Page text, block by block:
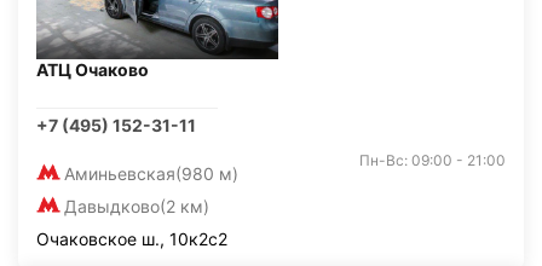
АТЦ Очаково
+7 (495) 152-31-11
Аминьевская(980 м)
Давыдково(2 км)
Пн-Вс: 09:00 - 21:00
Очаковское ш., 10к2с2